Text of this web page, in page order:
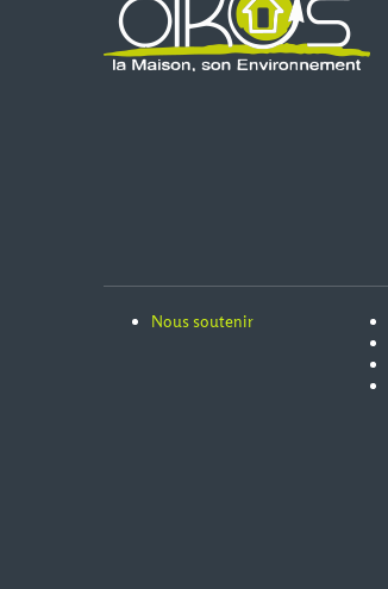
Nous soutenir